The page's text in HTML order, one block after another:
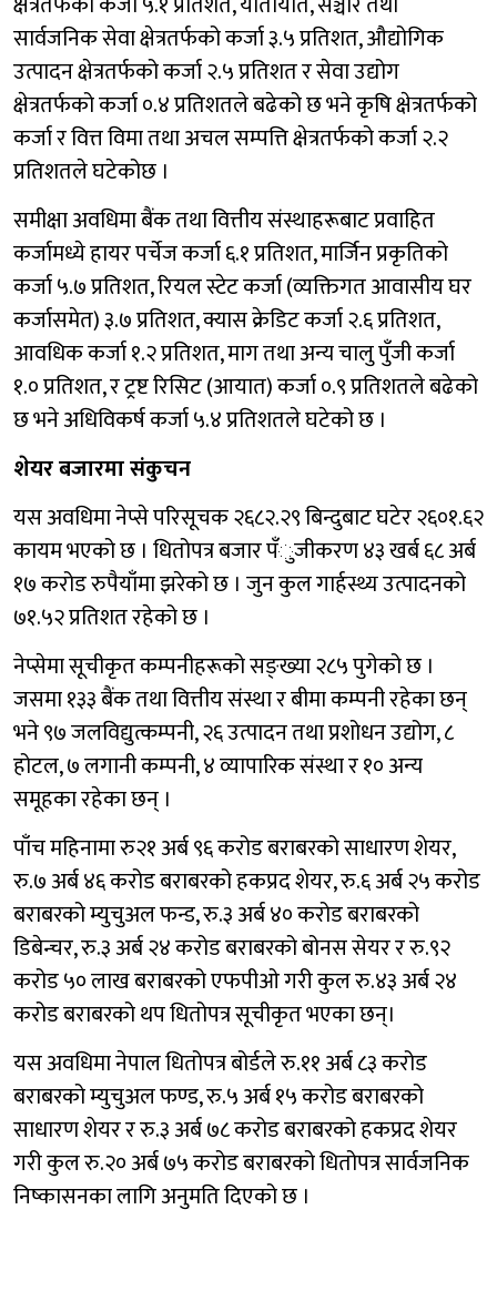
सार्वजनिक सेवा क्षेत्रतर्फको कर्जा ३.५ प्रतिशत, औद्योगिक
उत्पादन क्षेत्रतर्फको कर्जा २.५ प्रतिशत र सेवा उद्योग
क्षेत्रतर्फको कर्जा ०.४ प्रतिशतले बढेको छ भने कृषि क्षेत्रतर्फको
कर्जा र वित्त विमा तथा अचल सम्पत्ति क्षेत्रतर्फको कर्जा २.२
प्रतिशतले घटेकोछ ।
समीक्षा अवधिमा बैंक तथा वित्तीय संस्थाहरूबाट प्रवाहित
कर्जामध्ये हायर पर्चेज कर्जा ६.१ प्रतिशत, मार्जिन प्रकृतिको
कर्जा ५.७ प्रतिशत, रियल स्टेट कर्जा (व्यक्तिगत आवासीय घर
कर्जासमेत) ३.७ प्रतिशत, क्यास क्रेडिट कर्जा २.६ प्रतिशत,
आवधिक कर्जा १.२ प्रतिशत, माग तथा अन्य चालु पुँजी कर्जा
१.० प्रतिशत, र ट्रष्ट रिसिट (आयात) कर्जा ०.९ प्रतिशतले बढेको
छ भने अधिविकर्ष कर्जा ५.४ प्रतिशतले घटेको छ ।
शेयर बजारमा संकुचन
यस अवधिमा नेप्से परिसूचक २६८२.२९ बिन्दुबाट घटेर २६०१.६२
कायम भएको छ । धितोपत्र बजार पँुजीकरण ४३ खर्ब ६८ अर्ब
१७ करोड रुपैयाँमा झरेको छ । जुन कुल गार्हस्थ्य उत्पादनको
७१.५२ प्रतिशत रहेको छ ।
नेप्सेमा सूचीकृत कम्पनीहरूको सङ्ख्या २८५ पुगेको छ ।
जसमा १३३ बैंक तथा वित्तीय संस्था र बीमा कम्पनी रहेका छन्
भने ९७ जलविद्युत्कम्पनी, २६ उत्पादन तथा प्रशोधन उद्योग, ८
होटल, ७ लगानी कम्पनी, ४ व्यापारिक संस्था र १० अन्य
समूहका रहेका छन् ।
पाँच महिनामा रु२१ अर्ब ९६ करोड बराबरको साधारण शेयर,
रु.७ अर्ब ४६ करोड बराबरको हकप्रद शेयर, रु.६ अर्ब २५ करोड
बराबरको म्युचुअल फन्ड, रु.३ अर्ब ४० करोड बराबरको
डिबेन्चर, रु.३ अर्ब २४ करोड बराबरको बोनस सेयर र रु.९२
करोड ५० लाख बराबरको एफपीओ गरी कुल रु.४३ अर्ब २४
करोड बराबरको थप धितोपत्र सूचीकृत भएका छन्।
यस अवधिमा नेपाल धितोपत्र बोर्डले रु.११ अर्ब ८३ करोड
बराबरको म्युचुअल फण्ड, रु.५ अर्ब १५ करोड बराबरको
साधारण शेयर र रु.३ अर्ब ७८ करोड बराबरको हकप्रद शेयर
गरी कुल रु.२० अर्ब ७५ करोड बराबरको धितोपत्र सार्वजनिक
निष्कासनका लागि अनुमति दिएको छ ।